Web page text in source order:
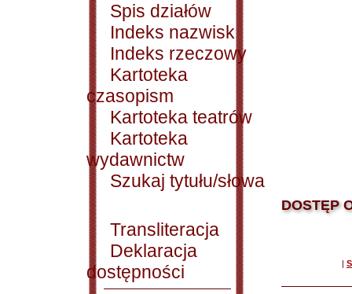
Spis działów
Indeks nazwisk
Indeks rzeczowy
Kartoteka
czasopism
Kartoteka teatrów
Kartoteka
wydawnictw
Szukaj tytułu/słowa
Transliteracja
Deklaracja
dostępności
DOSTĘP
|